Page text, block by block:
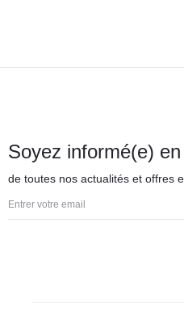
Soyez informé(e)
de toutes nos actualités et offres